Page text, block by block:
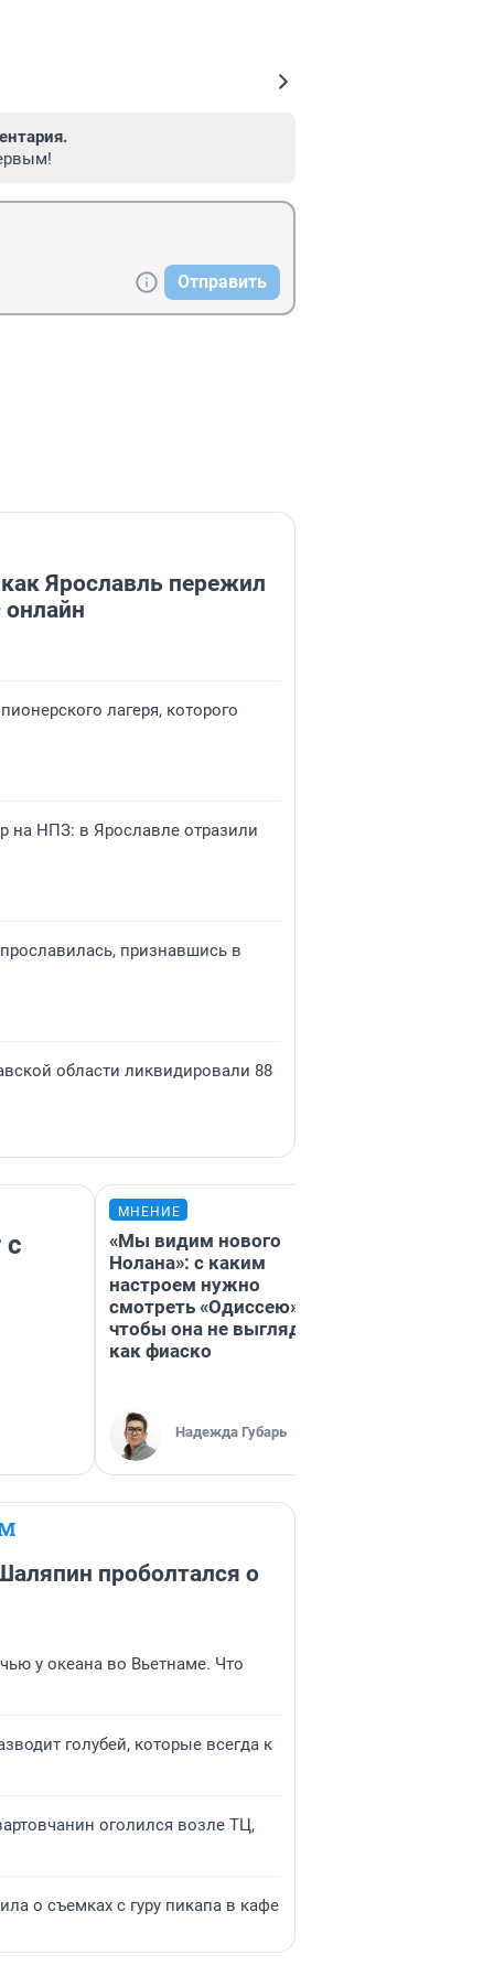
Отправить
Ярославль пережил
лагеря, которого
на НПЗ: в Ярославле отразили
признавшись в
области ликвидировали 88
с
МНЕНИЕ
«Мы видим нового
Нолана»: с каким
настроем нужно
смотреть «Одиссею»,
чтобы она не выглядела
как фиаско
Надежда Губарь
проболтался о
у океана во Вьетнаме. Что
голубей, которые всегда к
оголился возле ТЦ,
о съемках с гуру пикапа в кафе